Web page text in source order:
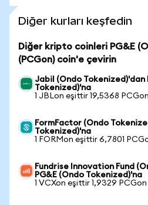
Diğer kurları keşfedin
Diğer kripto coinleri PG&E
(PCGon) coin'e çevirin
Jabil (Ondo Tokenized)'dan
Tokenized)'na
1 JBLon eşittir 19,5368 PCGon
FormFactor (Ondo
Tokenized)'na
1 FORMon eşittir 6,7801
Fundrise Innovation Fund
PG&E (Ondo Tokenized)'na
1 VCXon eşittir 1,9329 PCGon